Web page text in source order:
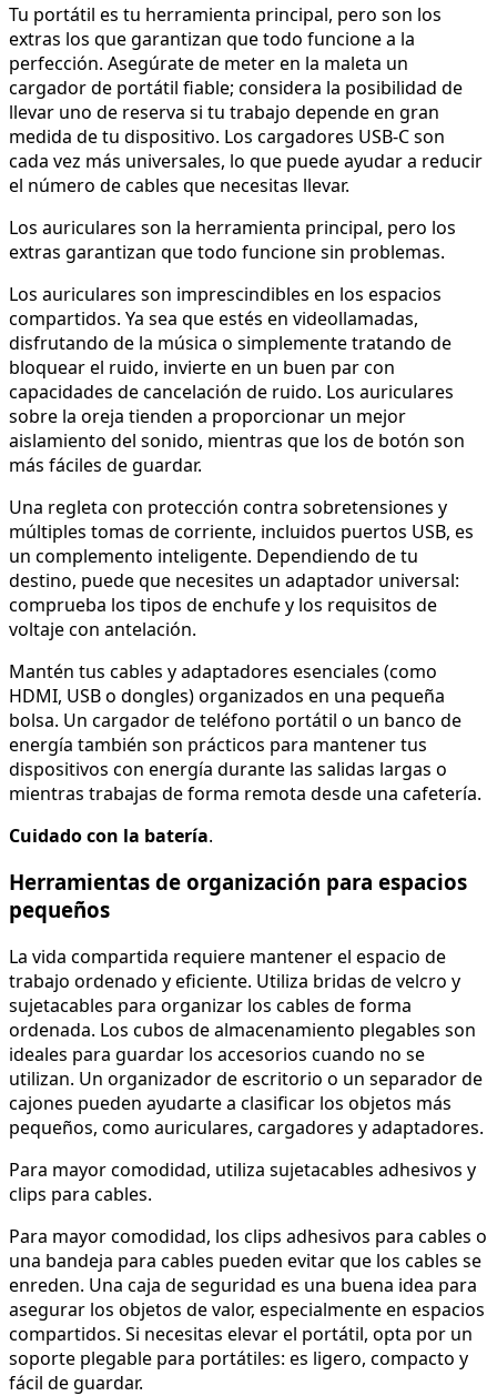
Tu portátil es tu herramienta principal, pero son los
extras los que garantizan que todo funcione a la
perfección. Asegúrate de meter en la maleta un
cargador de portátil fiable; considera la posibilidad de
llevar uno de reserva si tu trabajo depende en gran
medida de tu dispositivo. Los cargadores USB-C son
cada vez más universales, lo que puede ayudar a reducir
el número de cables que necesitas llevar.
Los auriculares son la herramienta principal, pero los
extras garantizan que todo funcione sin problemas.
Los auriculares son imprescindibles en los espacios
compartidos. Ya sea que estés en videollamadas,
disfrutando de la música o simplemente tratando de
bloquear el ruido, invierte en un buen par con
capacidades de cancelación de ruido. Los auriculares
sobre la oreja tienden a proporcionar un mejor
aislamiento del sonido, mientras que los de botón son
más fáciles de guardar.
Una regleta con protección contra sobretensiones y
múltiples tomas de corriente, incluidos puertos USB, es
un complemento inteligente. Dependiendo de tu
destino, puede que necesites un adaptador universal:
comprueba los tipos de enchufe y los requisitos de
voltaje con antelación.
Mantén tus cables y adaptadores esenciales (como
HDMI, USB o dongles) organizados en una pequeña
bolsa. Un cargador de teléfono portátil o un banco de
energía también son prácticos para mantener tus
dispositivos con energía durante las salidas largas o
mientras trabajas de forma remota desde una cafetería.
Cuidado con la batería.
Herramientas de organización para espacios
pequeños
La vida compartida requiere mantener el espacio de
trabajo ordenado y eficiente. Utiliza bridas de velcro y
sujetacables para organizar los cables de forma
ordenada. Los cubos de almacenamiento plegables son
ideales para guardar los accesorios cuando no se
utilizan. Un organizador de escritorio o un separador de
cajones pueden ayudarte a clasificar los objetos más
pequeños, como auriculares, cargadores y adaptadores.
Para mayor comodidad, utiliza sujetacables adhesivos y
clips para cables.
Para mayor comodidad, los clips adhesivos para cables o
una bandeja para cables pueden evitar que los cables se
enreden. Una caja de seguridad es una buena idea para
asegurar los objetos de valor, especialmente en espacios
compartidos. Si necesitas elevar el portátil, opta por un
soporte plegable para portátiles: es ligero, compacto y
fácil de guardar.